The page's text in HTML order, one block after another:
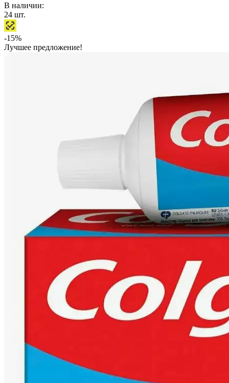
В наличии:
24 шт.
-15%
Лучшее предложение!